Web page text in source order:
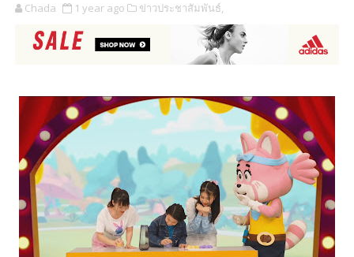
Chada 1 year ago ข่าวประชาสัมพันธ์,